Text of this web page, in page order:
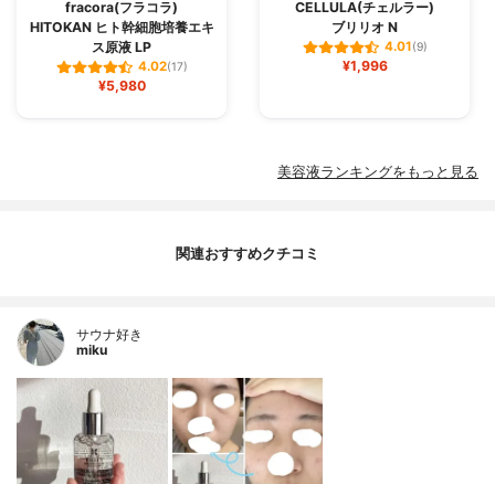
fracora(フラコラ)
HITOKAN ヒト幹細胞培養エキ
ス原液 LP
4.02(17)
¥5,980
CELLULA(チェルラー)
ブリリオ N
4.01(9)
¥1,996
美容液ランキングをもっと見る
関連おすすめクチコミ
サウナ好き
miku